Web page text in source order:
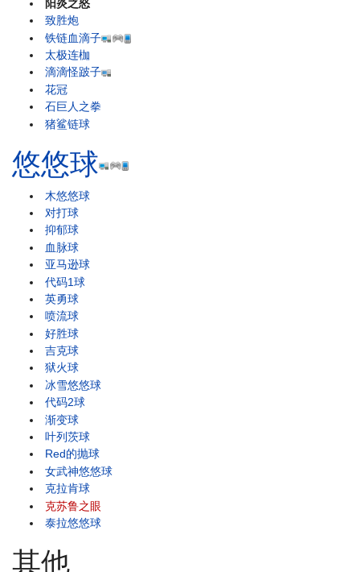
阳炎之怒
致胜炮
铁链血滴子
太极连枷
滴滴怪跛子
花冠
石巨人之拳
猪鲨链球
悠悠球
木悠悠球
对打球
抑郁球
血脉球
亚马逊球
代码1球
英勇球
喷流球
好胜球
吉克球
狱火球
冰雪悠悠球
代码2球
渐变球
叶列茨球
Red的抛球
女武神悠悠球
克拉肯球
克苏鲁之眼
泰拉悠悠球
其他